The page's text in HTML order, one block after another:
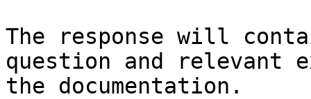
The response will
question and relevant
the documentation.